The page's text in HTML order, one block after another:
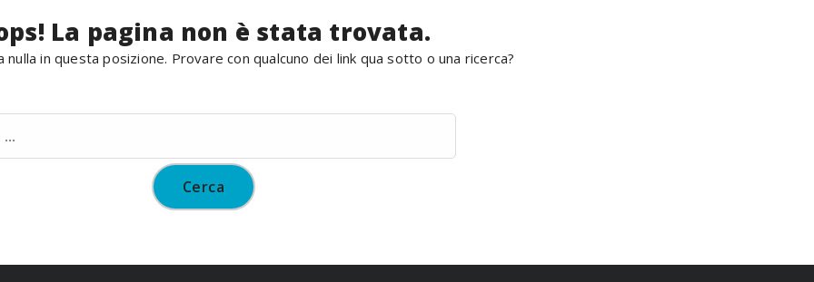
La pagina non è stata trovata.
nulla in questa posizione. Provare con qualcuno dei link qua sotto o una ricerca?